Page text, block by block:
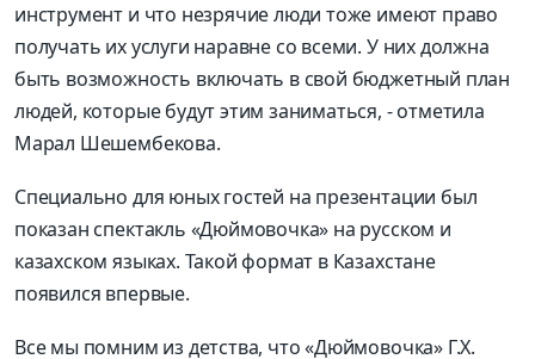
инструмент и что незрячие люди тоже имеют право
получать их услуги наравне со всеми. У них должна
быть возможность включать в свой бюджетный план
людей, которые будут этим заниматься, - отметила
Марал Шешембекова.
Специально для юных гостей на презентации был
показан спектакль «Дюймовочка» на русском и
казахском языках. Такой формат в Казахстане
появился впервые.
Все мы помним из детства, что «Дюймовочка» Г.Х.